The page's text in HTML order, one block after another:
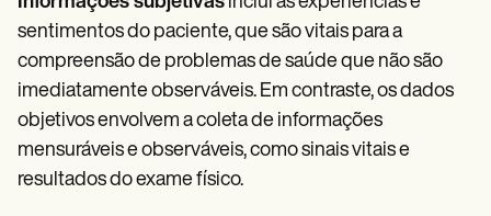
sentimentos do paciente, que são vitais para a
compreensão de problemas de saúde que não são
imediatamente observáveis. Em contraste, os dados
objetivos envolvem a coleta de informações
mensuráveis e observáveis, como sinais vitais e
resultados do exame físico.